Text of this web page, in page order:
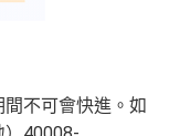
不可會快進。如